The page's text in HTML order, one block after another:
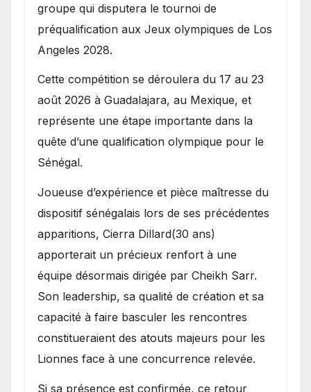
groupe qui disputera le tournoi de
préqualification aux Jeux olympiques de Los
Angeles 2028.
Cette compétition se déroulera du 17 au 23
août 2026 à Guadalajara, au Mexique, et
représente une étape importante dans la
quête d’une qualification olympique pour le
Sénégal.
Joueuse d’expérience et pièce maîtresse du
dispositif sénégalais lors de ses précédentes
apparitions, Cierra Dillard(30 ans)
apporterait un précieux renfort à une
équipe désormais dirigée par Cheikh Sarr.
Son leadership, sa qualité de création et sa
capacité à faire basculer les rencontres
constitueraient des atouts majeurs pour les
Lionnes face à une concurrence relevée.
Si sa présence est confirmée, ce retour